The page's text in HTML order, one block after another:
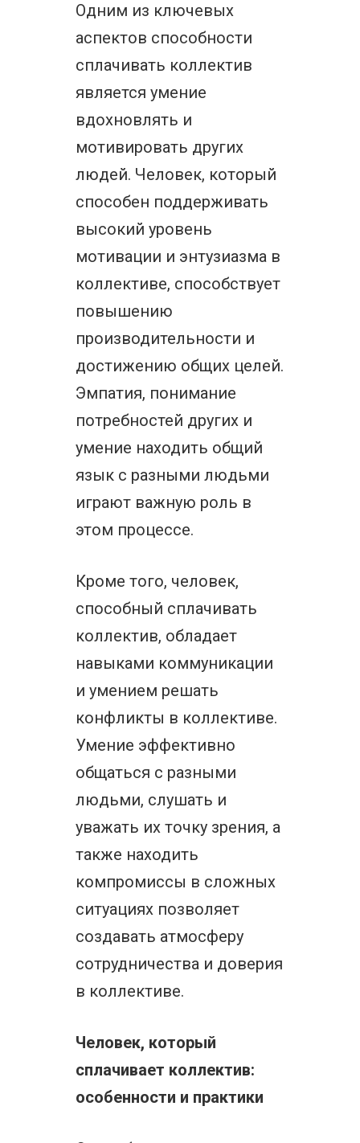
Одним из ключевых
аспектов способности
сплачивать коллектив
является умение
вдохновлять и
мотивировать других
людей. Человек, который
способен поддерживать
высокий уровень
мотивации и энтузиазма в
коллективе, способствует
повышению
производительности и
достижению общих целей.
Эмпатия, понимание
потребностей других и
умение находить общий
язык с разными людьми
играют важную роль в
этом процессе.
Кроме того, человек,
способный сплачивать
коллектив, обладает
навыками коммуникации
и умением решать
конфликты в коллективе.
Умение эффективно
общаться с разными
людьми, слушать и
уважать их точку зрения, а
также находить
компромиссы в сложных
ситуациях позволяет
создавать атмосферу
сотрудничества и доверия
в коллективе.
Человек, который
сплачивает коллектив:
особенности и практики